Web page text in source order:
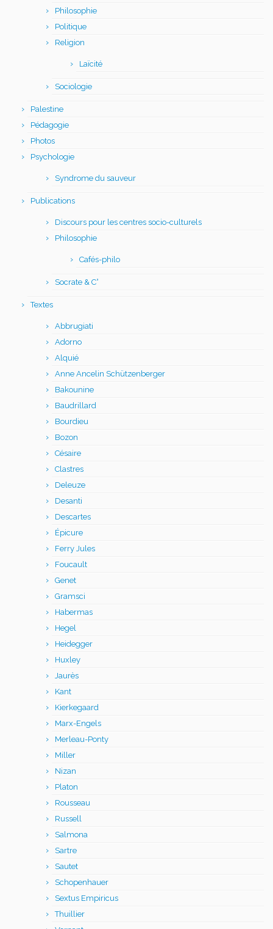
Philosophie
Politique
Religion
Laïcité
Sociologie
Palestine
Pédagogie
Photos
Psychologie
Syndrome du sauveur
Publications
Discours pour les centres socio-culturels
Philosophie
Cafés-philo
Socrate & C°
Textes
Abbrugiati
Adorno
Alquié
Anne Ancelin Schützenberger
Bakounine
Baudrillard
Bourdieu
Bozon
Césaire
Clastres
Deleuze
Desanti
Descartes
Épicure
Ferry Jules
Foucault
Genet
Gramsci
Habermas
Hegel
Heidegger
Huxley
Jaurès
Kant
Kierkegaard
Marx-Engels
Merleau-Ponty
Miller
Nizan
Platon
Rousseau
Russell
Salmona
Sartre
Sautet
Schopenhauer
Sextus Empiricus
Thuillier